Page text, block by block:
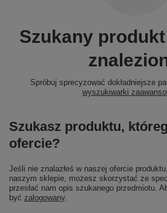
Szukany produkt
Spróbuj sprecyzować dokładniejsze
wyszukiwarki
Szukasz produktu,
ofercie?
Jeśli nie znalazłeś w naszej ofercie
naszym sklepie, możesz skorzystać ze
przesłać nam opis szukanego przedmiotu.
być zalogowany.